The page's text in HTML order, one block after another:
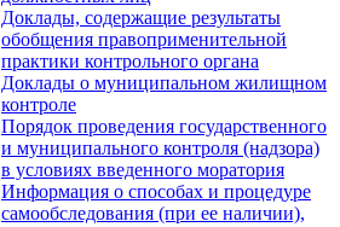
Доклады, содержащие результаты
обобщения правоприменительной
практики контрольного органа
Доклады о муниципальном жилищном
контроле
Порядок проведения государственного
и муниципального контроля (надзора)
в условиях введенного моратория
Информация о способах и процедуре
самообследования (при ее наличии),